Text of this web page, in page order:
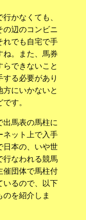
かなくても、
辺のコンビニ
れでも自宅で手
。また、馬券
できないこと
る必要があり
にいかないと
す。
馬表の馬柱に
ネット上で入手
日本の、いや世
行なわれる競馬
催団体で馬柱付
いるので、以下
を紹介しま